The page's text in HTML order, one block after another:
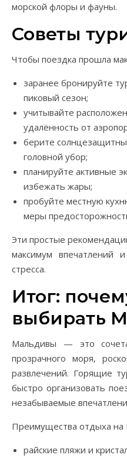
морской флоры и фауны.
Советы
Чтобы поездка прошла
заранее бронируйте
пиковый сезон;
учитывайте
удалённость от
берите
головной убор;
планируйте активные
избежать жары;
пробуйте местную
меры
Эти простые
максимум впечатлений
стресса.
Итог:
выбирать
Мальдивы — это
прозрачного моря,
развлечений. Горящие
быстро организовать
незабываемые
Преимущества отдыха на
райские пляжи и